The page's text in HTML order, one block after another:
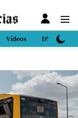
Vídeos DN Sport